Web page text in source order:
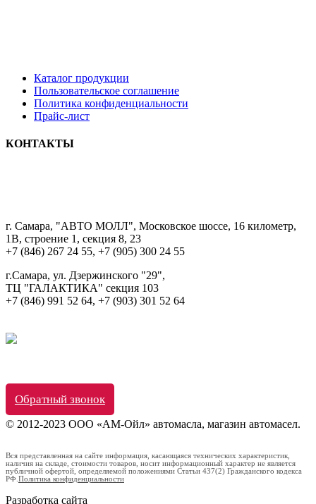
Каталог продукции
Пользовательское соглашение
Политика конфиденциальности
Прайс-лист
КОНТАКТЫ
г. Самара, "АВТО МОЛЛ", Московское шоссе, 16 километр,
1В, строение 1, секция 8, 23
+7 (846) 267 24 55, +7 (905) 300 24 55
г.Самара, ул. Дзержинского "29",
ТЦ "ГАЛАКТИКА" секция 103
+7 (846) 991 52 64, +7 (903) 301 52 64
Обратный звонок
© 2012-2023 ООО «АМ-Ойл» автомасла, магазин автомасел.
Вся представленная на сайте информация, касающаяся технических характеристик,
наличия на складе, стоимости товаров, носит информационный характер не является
публичной офертой, определяемой положениями Статьи 437(2) Гражданского кодекса
РФ. Политика конфиденциальности
Разработка сайта